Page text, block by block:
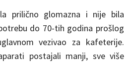
prilično glomazna i nije bila
do 70-tih godina prošlog
vezivao za kafeterije.
postajali manji, sve više